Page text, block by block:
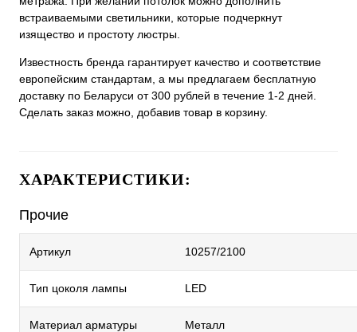
встраиваемыми светильники, которые подчеркнут
изящество и простоту люстры.
Известность бренда гарантирует качество и соответствие
европейским стандартам, а мы предлагаем бесплатную
доставку по Беларуси от 300 рублей в течение 1-2 дней.
Сделать заказ можно, добавив товар в корзину.
ХАРАКТЕРИСТИКИ:
Прочие
Артикул 10257/2100
Тип цоколя лампы LED
Материал арматуры Металл